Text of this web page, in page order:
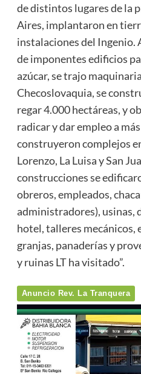
de distintos lugares de la
Aires, implantaron en
instalaciones del Ingenio.
de imponentes edificios
azúcar, se trajo
Checoslovaquia, se
regar 4.000 hectáreas, y
radicar y dar empleo a
construyeron complejos
Lorenzo, La Luisa y San
construcciones se
obreros, empleados,
administradores), usinas,
hotel, talleres mecánicos,
granjas, panaderías y
y ruinas LT ha visitado”.
Anuncio Rev. La Tranquera